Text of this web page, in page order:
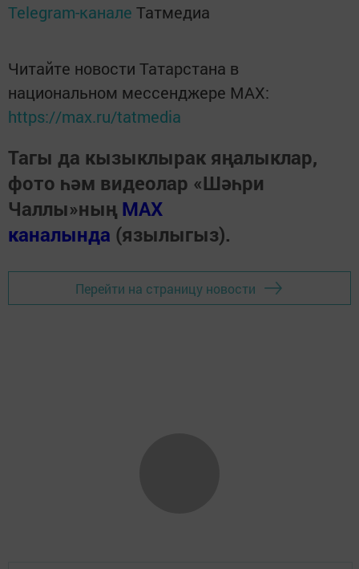
Telegram-канале Татмедиа
Читайте новости Татарстана в
национальном мессенджере MАХ:
https://max.ru/tatmedia
Тагы да кызыклырак яңалыклар,
фото һәм видеолар «Шәһри
Чаллы»ның MAX
каналында (язылыгыз).
Перейти на страницу новости